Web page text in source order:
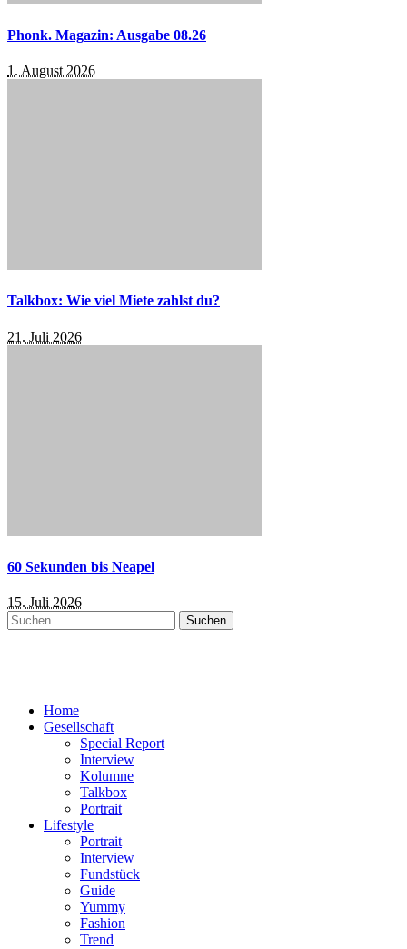
Phonk. Magazin: Ausgabe 08.26
1. August 2026
Talkbox: Wie viel Miete zahlst du?
21. Juli 2026
60 Sekunden bis Neapel
15. Juli 2026
Suchen
nach:
Home
Gesellschaft
Special Report
Interview
Kolumne
Talkbox
Portrait
Lifestyle
Portrait
Interview
Fundstück
Guide
Yummy
Fashion
Trend